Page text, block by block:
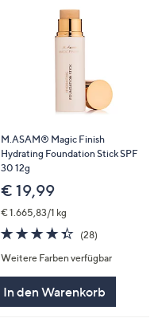
M.ASAM® Magic Finish
Hydrating Foundation Stick SPF
30 12g
€ 19,99
€ 1.665,83/1 kg
4.4
von
5
(28)
Weitere Farben verfügbar
In den Warenkorb